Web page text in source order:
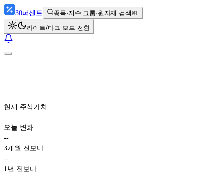
30퍼센트 종목·지수·그룹·원자재 검색⌘F
라이트/다크 모드 전환
현재 주식가치
오늘 변화
--
3개월 전보다
--
1년 전보다